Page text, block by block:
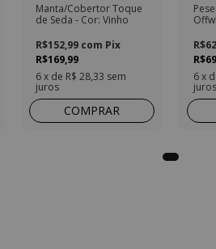
Manta/Cobertor Toque
de Seda - Cor: Vinho
R$169,99
R$152,99 com Pix
6x de R$ 28,33 sem
juros
COMPRAR
6x
juros